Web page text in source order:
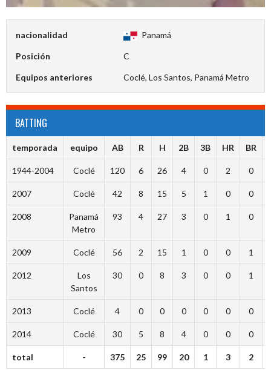
nacionalidad Panamá
Posición C
Equipos anteriores Coclé, Los Santos, Panamá Metro
BATTING
temporada equipo AB R H 2B 3B HR BR
1944-2004 Coclé 120 6 26 4 0 2 0
2007 Coclé 42 8 15 5 1 0 0
2008
Panamá
Metro
93 4 27 3 0 1 0
2009 Coclé 56 2 15 1 0 0 1
2012
Los
Santos
30 0 8 3 0 0 1
2013 Coclé 4 0 0 0 0 0 0
2014 Coclé 30 5 8 4 0 0 0
total - 375 25 99 20 1 3 2